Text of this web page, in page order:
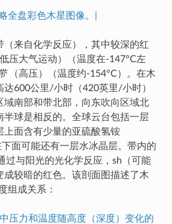
全盘彩色木星图像。|
（来自化学反应），其中较深的红
压大气运动）（温度在-147°C左
（高压）（温度约-154°C）。在木
达600公里/小时（420英里/小时）
域南部和带北部，向东吹向区域北
半球是相反的。全球云台包括一层
上面含有少量的亚硫酸氢铵
面可能还有一层水冰晶层。带内的
过与阳光的光化学反应，sh（可能
成较暗的红色。该剖面图描述了木
组成关系：
压力和温度随高度（深度）变化的